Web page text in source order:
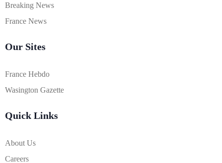
Breaking News
France News
Our Sites
France Hebdo
Wasington Gazette
Quick Links
About Us
Careers